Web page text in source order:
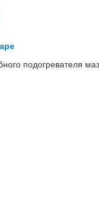
подогревателя